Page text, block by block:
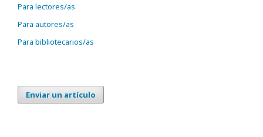
Para lectores/as
Para autores/as
Para bibliotecarios/as
Enviar un artículo